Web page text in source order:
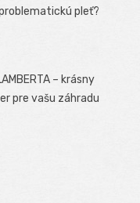
pleť?
– krásny
pre vašu záhradu